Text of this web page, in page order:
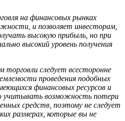
на финансовых рынках
и позволяет инвесторам,
высокую прибыль, но при
высокий уровень получения
торговли следует всесторонне
проведения подобных
финансовых ресурсов и
учитывать возможность потери
средств, поэтому не следует
размерах, которые вы не